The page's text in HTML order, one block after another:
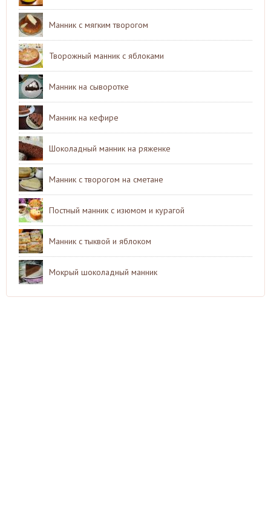
Манник с мягким творогом
Творожный манник с яблоками
Манник на сыворотке
Манник на кефире
Шоколадный манник на ряженке
Манник с творогом на сметане
Постный манник с изюмом и курагой
Манник с тыквой и яблоком
Мокрый шоколадный манник